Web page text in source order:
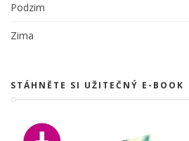
Podzim
Zima
STÁHNĚTE SI UŽITEČNÝ E-BOOK